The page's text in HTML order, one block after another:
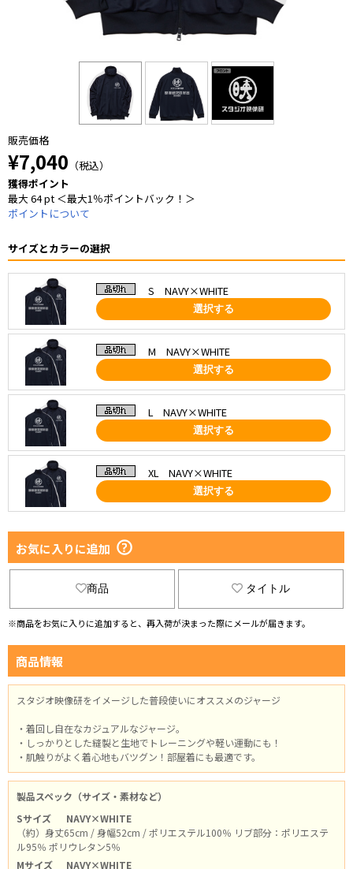
販売価格
¥7,040 （税込）
獲得ポイント
最大 64 pt ＜最大1％ポイントバック！＞
ポイントについて
サイズとカラーの選択
S NAVY×WHITE
選択する
M NAVY×WHITE
選択する
L NAVY×WHITE
選択する
XL NAVY×WHITE
選択する
お気に入りに追加
商品 タイトル
※商品をお気に入りに追加すると、再入荷が決まった際にメールが届きます。
商品情報
スタジオ映像研をイメージした普段使いにオススメのジャージ
・着回し自在なカジュアルなジャージ。
・しっかりとした縫製と生地でトレーニングや軽い運動にも！
・肌触りがよく着心地もバツグン！部屋着にも最適です。
製品スペック（サイズ・素材など）
Sサイズ
NAVY×WHITE
（約）身丈65cm / 身幅52cm / ポリエステル100％ リブ部分：ポリエステ
ル95％ ポリウレタン5％
Mサイズ
NAVY×WHITE